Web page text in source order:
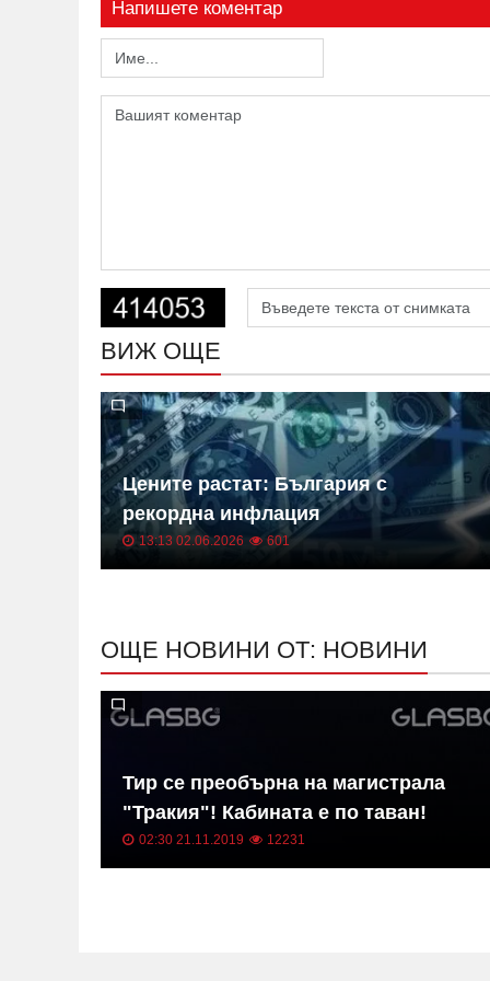
Напишете коментар
ВИЖ ОЩЕ
Цените растат: България с
рекордна инфлация
13:13 02.06.2026 601
ОЩЕ НОВИНИ ОТ: НОВИНИ
Тир се преобърна на магистрала
"Тракия"! Кабината е по таван!
02:30 21.11.2019 12231